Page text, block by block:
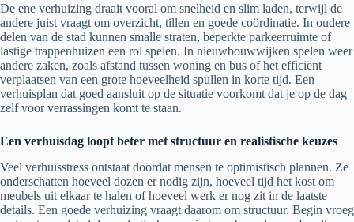
De ene verhuizing draait vooral om snelheid en slim laden, terwijl de
andere juist vraagt om overzicht, tillen en goede coördinatie. In oudere
delen van de stad kunnen smalle straten, beperkte parkeerruimte of
lastige trappenhuizen een rol spelen. In nieuwbouwwijken spelen weer
andere zaken, zoals afstand tussen woning en bus of het efficiënt
verplaatsen van een grote hoeveelheid spullen in korte tijd. Een
verhuisplan dat goed aansluit op de situatie voorkomt dat je op de dag
zelf voor verrassingen komt te staan.
Een verhuisdag loopt beter met structuur en realistische keuzes
Veel verhuisstress ontstaat doordat mensen te optimistisch plannen. Ze
onderschatten hoeveel dozen er nodig zijn, hoeveel tijd het kost om
meubels uit elkaar te halen of hoeveel werk er nog zit in de laatste
details. Een goede verhuizing vraagt daarom om structuur. Begin vroeg